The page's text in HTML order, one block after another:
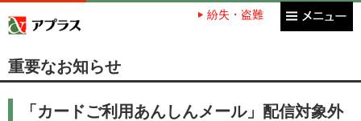
アプラス SBI新生銀行グループ紛失・盗難
重要なお知らせ
「カードご利用あんしんメール」配信対象外